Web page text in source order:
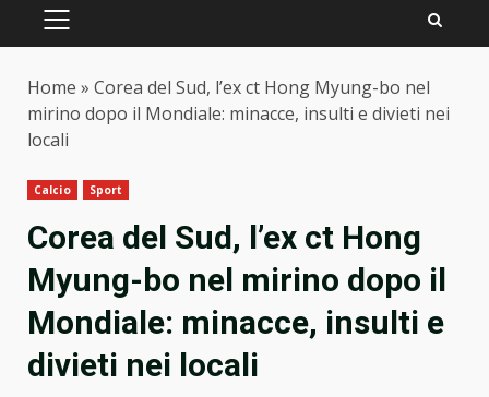
PRIMARY
Home » Corea del Sud, l’ex ct Hong Myung-bo nel
mirino dopo il Mondiale: minacce, insulti e divieti nei
locali
Calcio Sport
Corea del Sud, l’ex ct Hong
Myung-bo nel mirino dopo il
Mondiale: minacce, insulti e
divieti nei locali